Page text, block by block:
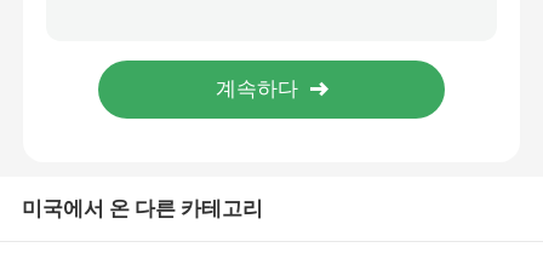
사무실 2019년 전문적 플러스
MS 365 E3
미국에서 온 다른 카테고리